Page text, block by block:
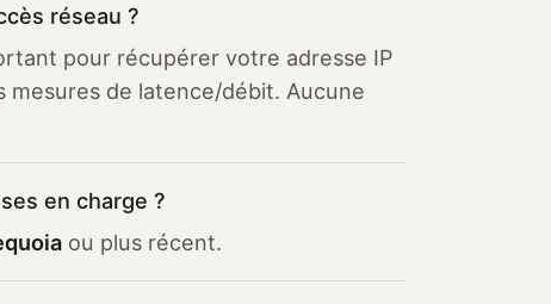
réseau ?
pour récupérer votre adresse IP
de latence/débit. Aucune
en charge ?
ou plus récent.